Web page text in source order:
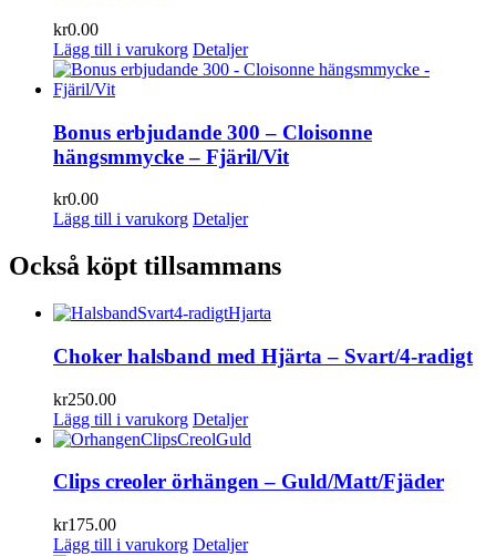
kr0.00
Lägg till i varukorg Detaljer
Bonus erbjudande 300 – Cloisonne
hängsmmycke – Fjäril/Vit
kr0.00
Lägg till i varukorg Detaljer
Också köpt tillsammans
Choker halsband med Hjärta – Svart/4-radigt
kr250.00
Lägg till i varukorg Detaljer
Clips creoler örhängen – Guld/Matt/Fjäder
kr175.00
Lägg till i varukorg Detaljer